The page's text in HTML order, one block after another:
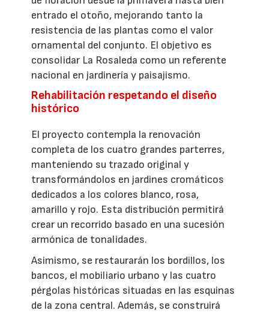
entrado el otoño, mejorando tanto la
resistencia de las plantas como el valor
ornamental del conjunto. El objetivo es
consolidar La Rosaleda como un referente
nacional en jardinería y paisajismo.
Rehabilitación respetando el diseño
histórico
El proyecto contempla la renovación
completa de los cuatro grandes parterres,
manteniendo su trazado original y
transformándolos en jardines cromáticos
dedicados a los colores blanco, rosa,
amarillo y rojo. Esta distribución permitirá
crear un recorrido basado en una sucesión
armónica de tonalidades.
Asimismo, se restaurarán los bordillos, los
bancos, el mobiliario urbano y las cuatro
pérgolas históricas situadas en las esquinas
de la zona central. Además, se construirá